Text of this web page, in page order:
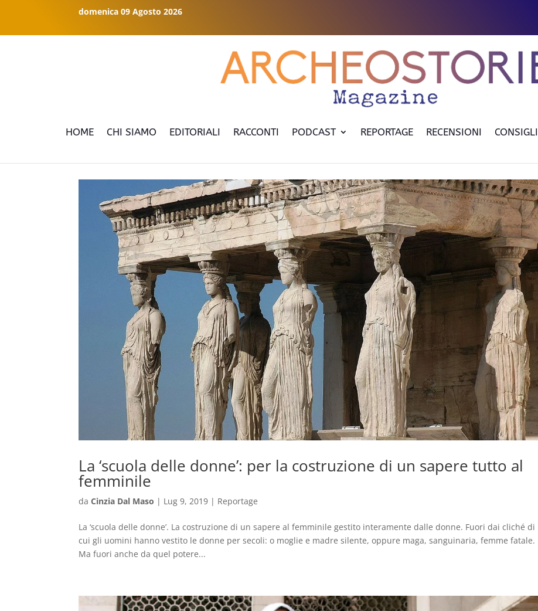
domenica 09 Agosto 2026
HOME CHI SIAMO EDITORIALI RACCONTI PODCAST REPORTAGE RECENSIONI CONSIGLI
La ‘scuola delle donne’: per la costruzione di un sapere tutto al
femminile
daCinzia Dal Maso | Lug 9, 2019 | Reportage
La ‘scuola delle donne’. La costruzione di un sapere al femminile gestito interamente dalle donne. Fuori dai cliché di
cui gli uomini hanno vestito le donne per secoli: o moglie e madre silente, oppure maga, sanguinaria, femme fatale.
Ma fuori anche da quel potere...